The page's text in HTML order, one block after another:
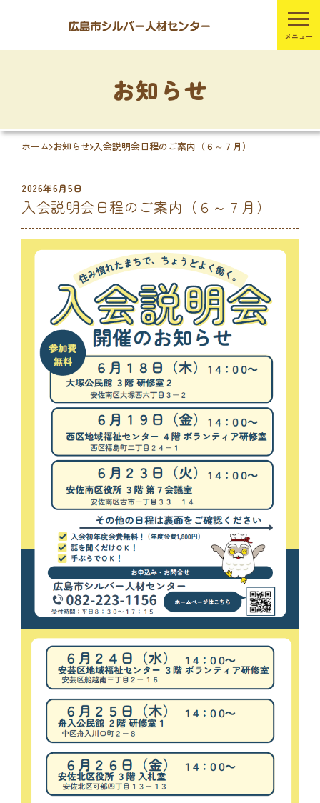
お知らせ
ホーム お知らせ 入会説明会日程のご案内（６～７月）
2026年6月5日
入会説明会日程のご案内（６～７月）